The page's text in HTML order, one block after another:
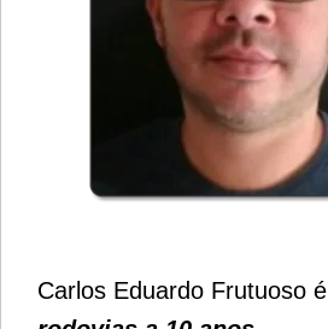
Carlos Eduardo Frutuoso é